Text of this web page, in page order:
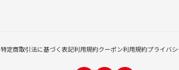
特定商取引法に基づく表記利用規約クーポン利用規約プライバ